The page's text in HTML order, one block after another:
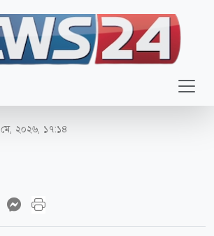
জাহাজে হামলা: ইরানের
দক্ষিণ কোরিয়া
২০২৬, ১৭:১৪